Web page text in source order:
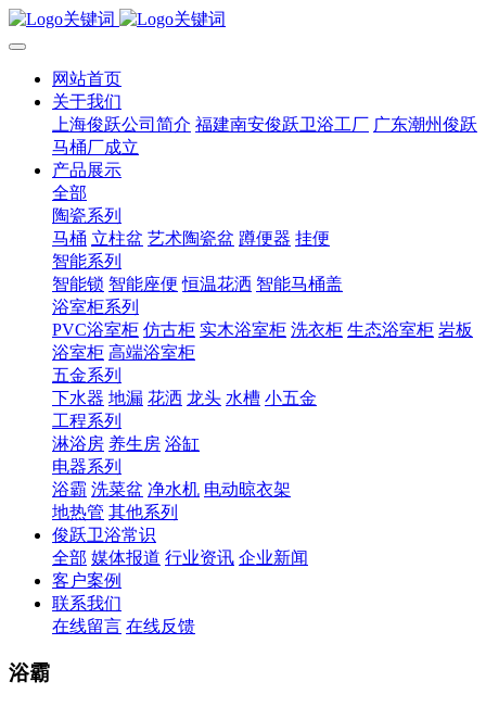
网站首页
关于我们
上海俊跃公司简介 福建南安俊跃卫浴工厂 广东潮州俊跃
马桶厂成立
产品展示
全部
陶瓷系列
马桶 立柱盆 艺术陶瓷盆 蹲便器 挂便
智能系列
智能锁 智能座便 恒温花洒 智能马桶盖
浴室柜系列
PVC浴室柜 仿古柜 实木浴室柜 洗衣柜 生态浴室柜 岩板
浴室柜 高端浴室柜
五金系列
下水器 地漏 花洒 龙头 水槽 小五金
工程系列
淋浴房 养生房 浴缸
电器系列
浴霸 洗菜盆 净水机 电动晾衣架
地热管 其他系列
俊跃卫浴常识
全部 媒体报道 行业资讯 企业新闻
客户案例
联系我们
在线留言 在线反馈
浴霸